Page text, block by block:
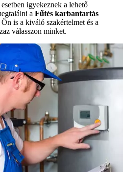
igyekeznek a lehető
a Fűtés karbantartás
is a kiváló szakértelmet és a
válasszon minket.